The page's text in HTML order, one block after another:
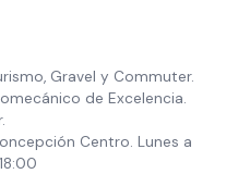
Gravel y Commuter.
de Excelencia.
Centro. Lunes a